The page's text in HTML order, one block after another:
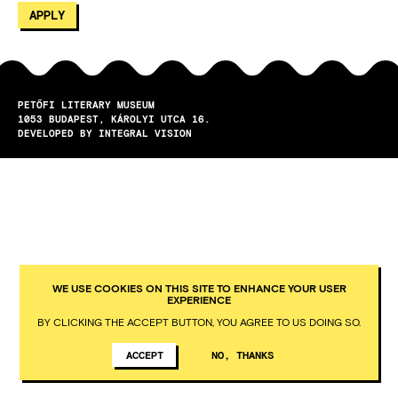
PETŐFI LITERARY MUSEUM
1053
BUDAPEST
KÁROLYI UTCA 16.
DEVELOPED BY INTEGRAL VISION
WE USE COOKIES ON THIS SITE TO ENHANCE YOUR USER
EXPERIENCE
BY CLICKING THE ACCEPT BUTTON, YOU AGREE TO US DOING SO.
ACCEPT NO, THANKS